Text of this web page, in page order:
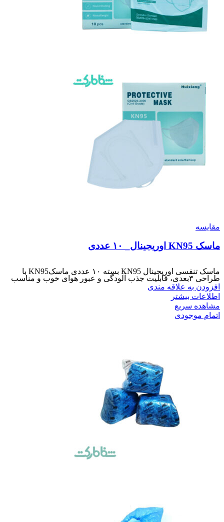
مقایسه
ماسک KN95 اوریجینال_ ۱۰ عددی
ماسک تنفسی اوریجینال KN95 بسته ۱۰ عددی ماسکKN95 با
طراحی ۳بعدی، قابلیت جذب آلودگی و عبور هوای خوب و مناسب
افزودن به علاقه مندی
اطلاعات بیشتر
مشاهده سریع
اتمام موجودی